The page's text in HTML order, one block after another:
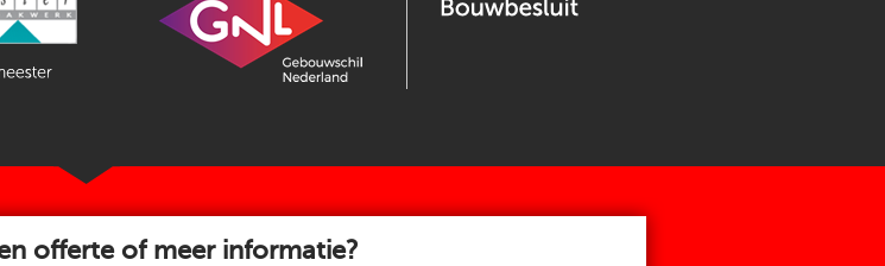
offerte of meer informatie?